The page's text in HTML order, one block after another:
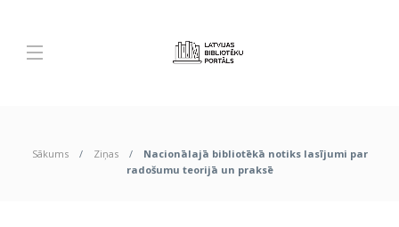
Sākums Ziņas
Nacionālajā bibliotēkā notiks lasījumi par
radošumu teorijā un praksē